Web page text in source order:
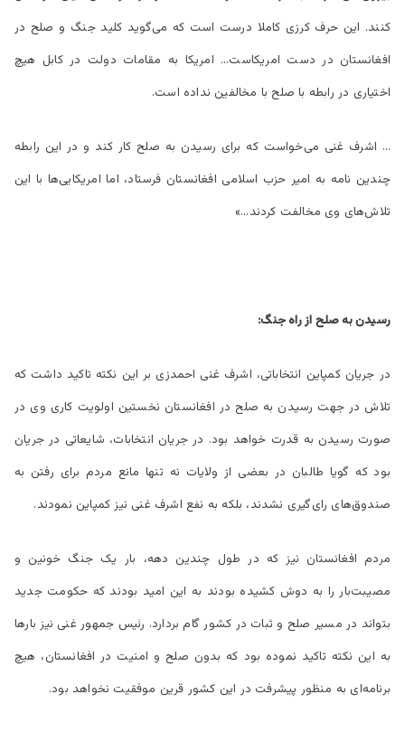
کنند. این حرف کرزی کاملا درست است که می‌گوید کلید جنگ و صلح در
افغانستان در دست امریکاست… امریکا به مقامات دولت در کابل هیچ
اختیاری در رابطه با صلح با مخالفین نداده است.
… اشرف غنی می‌خواست که برای رسیدن به صلح کار کند و در این رابطه
چندین نامه به امیر حزب اسلامی افغانستان فرستاد، اما امریکایی‌ها با این
تلاش‌های وی مخالفت کردند…»
رسیدن به صلح از راه جنگ:
در جریان کمپاین انتخاباتی، اشرف غنی احمدزی بر این نکته تاکید داشت که
تلاش در جهت رسیدن به صلح در افغانستان نخستین اولویت کاری وی در
صورت رسیدن به قدرت خواهد بود. در جریان انتخابات، شایعاتی در جریان
بود که گویا طالبان در بعضی از ولایات نه تنها مانع مردم برای رفتن به
صندوق‌های رای‌گیری نشدند، بلکه به نفع اشرف غنی نیز کمپاین نمودند.
مردم افغانستان نیز که در طول چندین دهه، بار یک جنگ خونین و
مصیبت‌بار را به دوش کشیده بودند به این امید بودند که حکومت جدید
بتواند در مسیر صلح و ثبات در کشور گام بردارد. رئیس جمهور غنی نیز بارها
به این نکته تاکید نموده بود که بدون صلح و امنیت در افغانستان، هیچ
برنامه‌ای به منظور پیشرفت در این کشور قرین موفقیت نخواهد بود.